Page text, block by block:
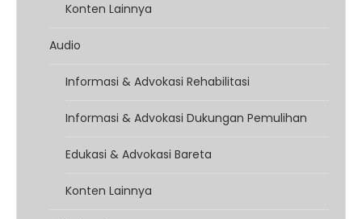
Konten Lainnya
Audio
Informasi & Advokasi Rehabilitasi
Informasi & Advokasi Dukungan Pemulihan
Edukasi & Advokasi Bareta
Konten Lainnya